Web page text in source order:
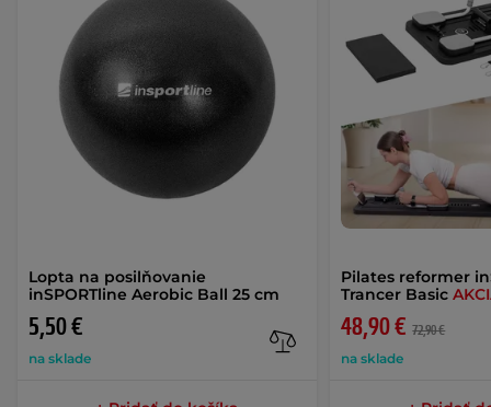
Lopta na posilňovanie
inSPORTline Aerobic Ball 25 cm
5,50 €
na sklade
Pilates reformer
Trancer Basic
48,90 € 72,90 €
na sklade